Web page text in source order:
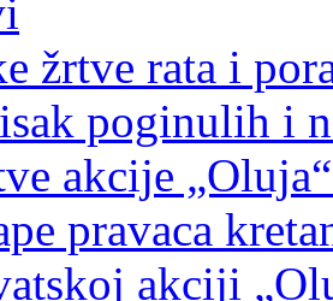
žrtve rata i
poginulih i
akcije
pravaca
akciji